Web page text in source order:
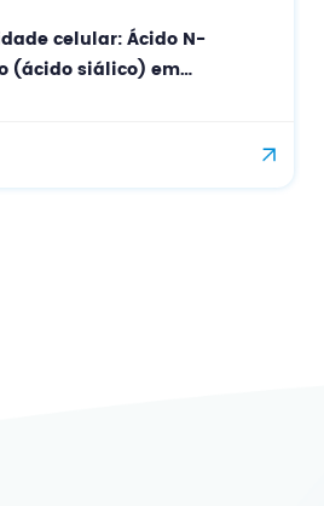
celular: Ácido N-
(ácido siálico) em